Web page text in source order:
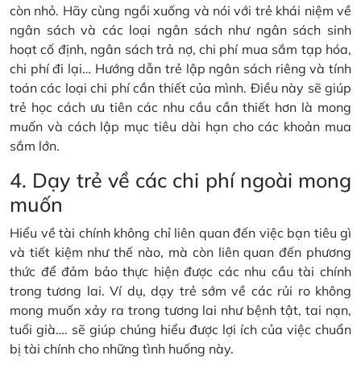
còn nhỏ. Hãy cùng ngồi xuống và nói với trẻ khái niệm về
ngân sách và các loại ngân sách như ngân sách sinh
hoạt cố định, ngân sách trả nợ, chi phí mua sắm tạp hóa,
chi phí đi lại… Hướng dẫn trẻ lập ngân sách riêng và tính
toán các loại chi phí cần thiết của mình. Điều này sẽ giúp
trẻ học cách ưu tiên các nhu cầu cần thiết hơn là mong
muốn và cách lập mục tiêu dài hạn cho các khoản mua
sắm lớn.
4. Dạy trẻ về các chi phí ngoài mong
muốn
Hiểu về tài chính không chỉ liên quan đến việc bạn tiêu gì
và tiết kiệm như thế nào, mà còn liên quan đến phương
thức để đảm bảo thực hiện được các nhu cầu tài chính
trong tương lai. Ví dụ, dạy trẻ sớm về các rủi ro không
mong muốn xảy ra trong tương lai như bệnh tật, tai nạn,
tuổi già…. sẽ giúp chúng hiểu được lợi ích của việc chuẩn
bị tài chính cho những tình huống này.